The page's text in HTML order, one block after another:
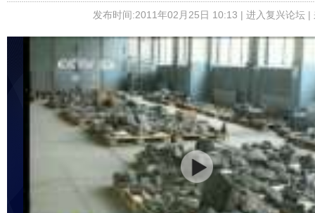
发布时间:2011年02月25日 10:13 | 进入复兴论坛|